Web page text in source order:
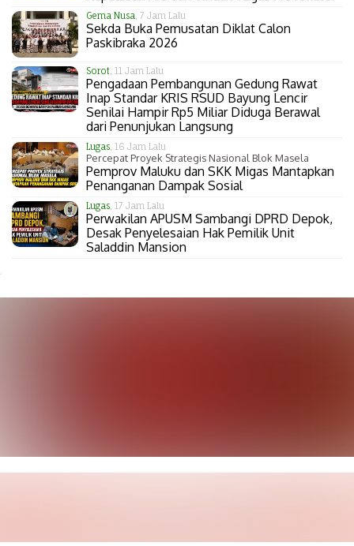
Gema Nusa, 7 Jam Lalu
Sekda Buka Pemusatan Diklat Calon
Paskibraka 2026
Sorot, 11 Jam Lalu
Pengadaan Pembangunan Gedung Rawat
Inap Standar KRIS RSUD Bayung Lencir
Senilai Hampir Rp5 Miliar Diduga Berawal
dari Penunjukan Langsung
Lugas, 16 Jam Lalu
Percepat Proyek Strategis Nasional Blok Masela
Pemprov Maluku dan SKK Migas Mantapkan
Penanganan Dampak Sosial
Lugas, 17 Jam Lalu
Perwakilan APUSM Sambangi DPRD Depok,
Desak Penyelesaian Hak Pemilik Unit
Saladdin Mansion